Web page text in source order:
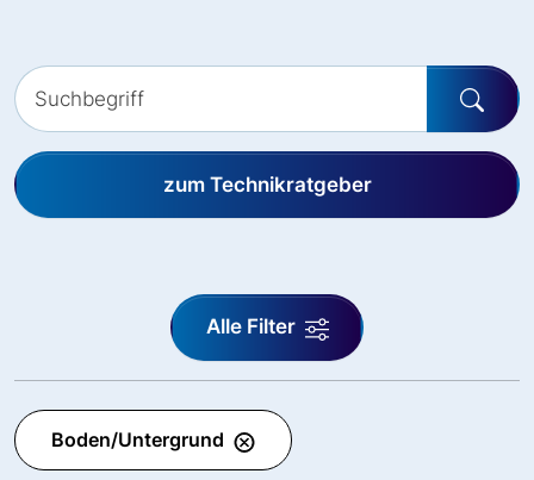
zum Technikratgeber
Alle Filter
Boden/Untergrund